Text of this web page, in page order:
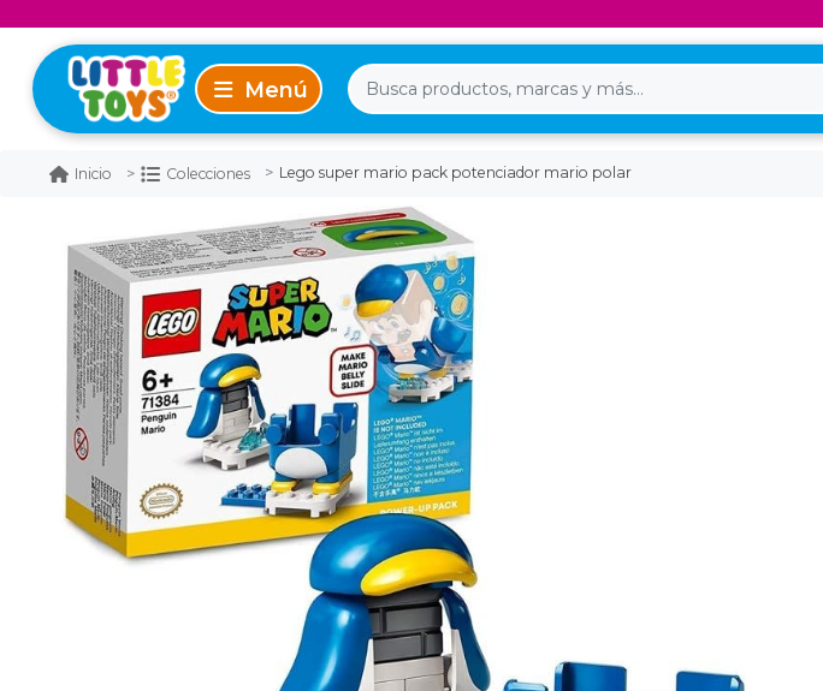
Inicio Colecciones Lego super mario pack potenciador mario polar